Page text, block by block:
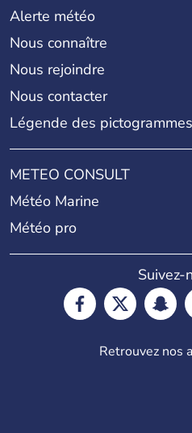
Alerte météo
Nous connaître
Nous rejoindre
Nous contacter
Légende des pictogrammes
METEO CONSULT
Météo Marine
Météo pro
Suivez-
Retrouvez nos